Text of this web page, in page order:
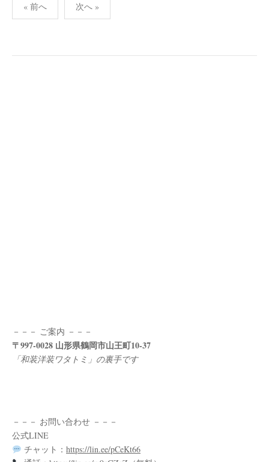
稿
« 前へ 次へ »
－－－ ご案内 －－－
〒997-0028 山形県鶴岡市山王町10-37
「和装洋装ワタトミ」の裏手です
－－－ お問い合わせ －－－
公式LINE
チャット：https://lin.ee/pCeKt66